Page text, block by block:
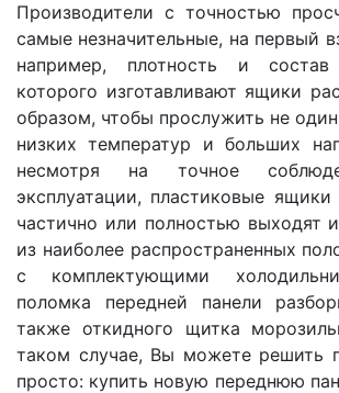
Производители с точностью
самые незначительные, на первый
например, плотность и
которого изготавливают ящики
образом, чтобы прослужить не
низких температур и больших
несмотря на точное
эксплуатации, пластиковые ящики
частично или полностью выходят
из наиболее распространенных
с комплектующими
поломка передней панели
также откидного щитка
таком случае, Вы можете решить
просто: купить новую переднюю